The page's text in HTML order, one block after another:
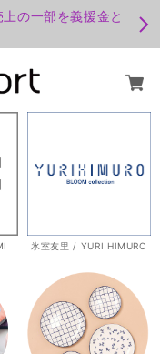
の一部を義援金と
氷室友里 / YURI HIMURO